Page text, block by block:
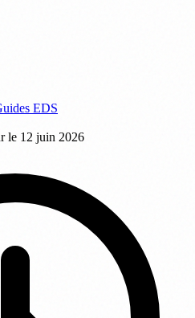
EDS
le 12 juin 2026